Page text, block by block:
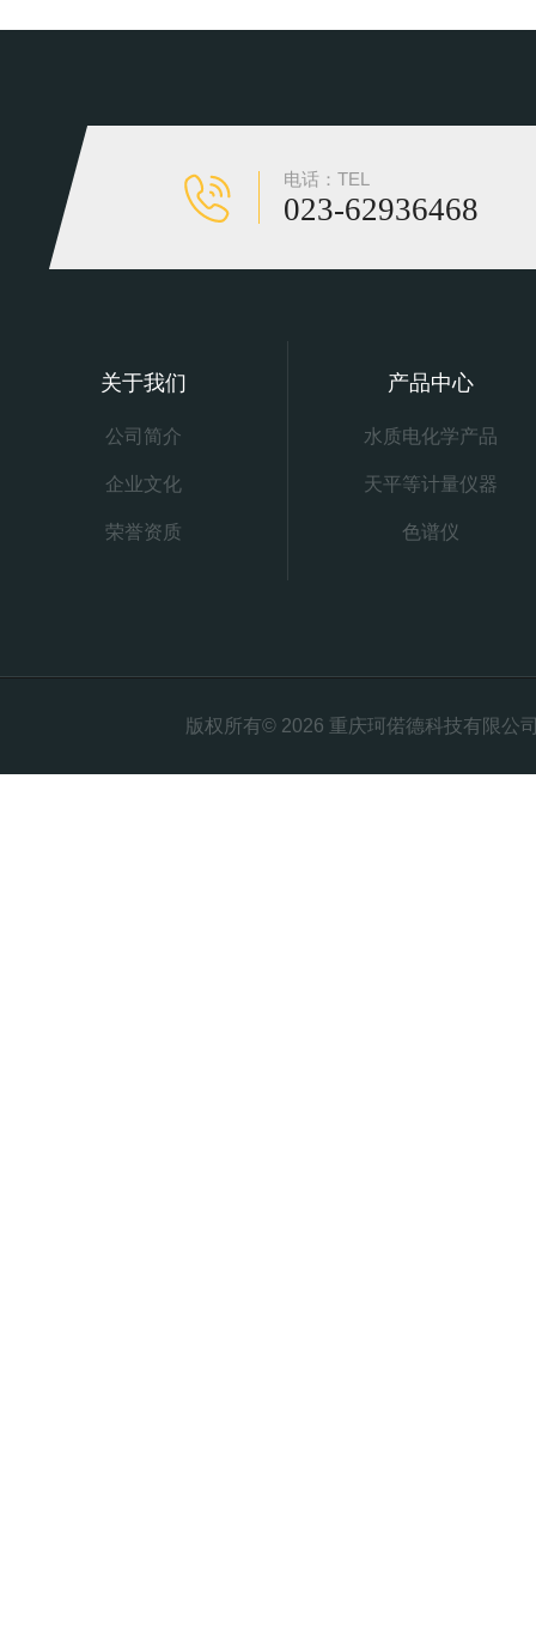
电话：TEL
023-62936468
关于我们
公司简介
企业文化
荣誉资质
产品中心
水质电化学产品
天平等计量仪器
色谱仪
版权所有© 2026 重庆珂偌德科技有限